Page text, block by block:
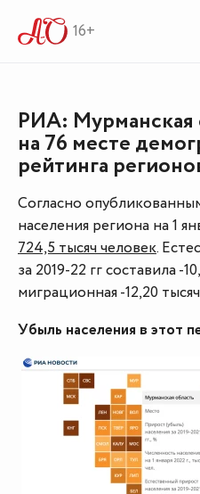
16+
РИА: Мурманская
на 76 месте
рейтинга
Согласно
населения региона на 1
724,5 тысяч человек.
за 2019-22 гг составила -
миграционная -12,20
Убыль населения в этот